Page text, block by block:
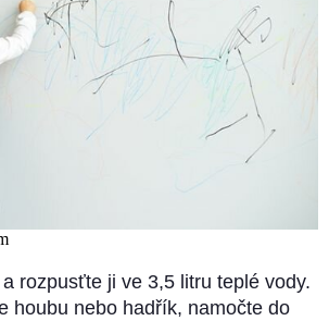
rozpusťte ji ve 3,5 litru teplé vody.
houbu nebo hadřík, namočte do